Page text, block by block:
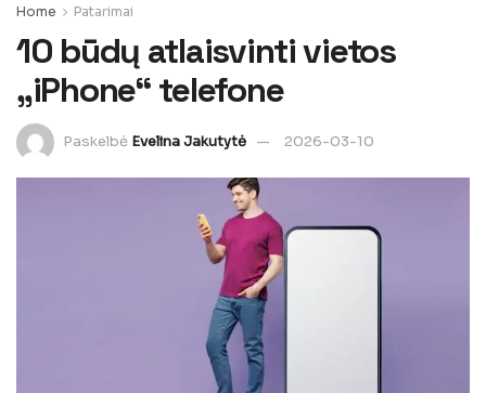
Home Patarimai
10 būdų atlaisvinti vietos
„iPhone“ telefone
Paskelbė Evelina Jakutytė 2026-03-10